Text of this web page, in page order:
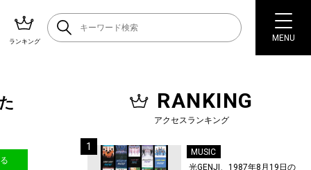
ランキング MENU
RANKING
アクセスランキング
MUSIC
光GENJI、1987年8月19日の